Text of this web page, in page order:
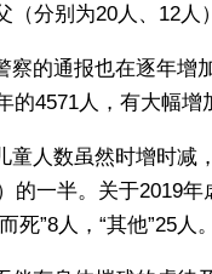
分别为20人、12人
察的通报也在逐年增
4571人，有大幅增
童人数虽然时增时减
的一半。关于2019
死”8人，“其他”25人。